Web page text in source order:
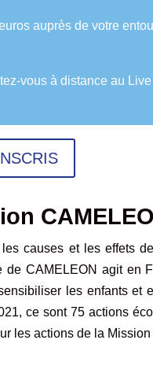
auprès de votre
vous à distance au
causes et les effets
CAMELEON agit en
les enfants et
ce sont 75 actions
les actions de la